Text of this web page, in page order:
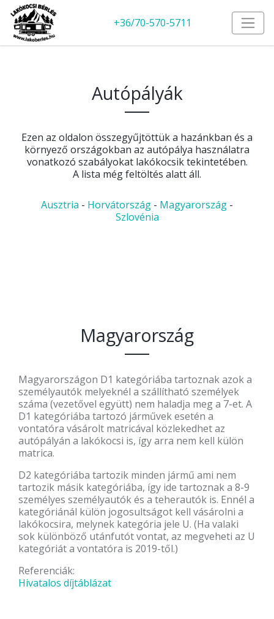
+36/70-570-5711
Autópályák
Ezen az oldalon összegyűjtöttük a hazánkban és a
környező országokban az autópálya használatra
vonatkozó szabályokat lakókocsik tekintetében.
A lista még feltöltés alatt áll.
Ausztria - Horvátország - Magyarország -
Szlovénia
Magyarország
Magyarországon D1 kategóriába tartoznak azok a
személyautók melyeknél a szállítható személyek
száma (vezetővel együtt) nem haladja meg a 7-et. A
D1 kategóriába tartozó járművek esetén a
vontatóra vásárolt matricával közlekedhet az
autópályán a lakókocsi is, így arra nem kell külön
matrica.
D2 kategóriába tartozik minden jármű ami nem
tartozik másik kategóriába, így ide tartoznak a 8-9
személyes személyautók és a teherautók is. Ennél a
kategóriánál külön jogosultságot kell vásárolni a
lakókocsira, melynek kategória jele U. (Ha valaki
sok különböző utánfutót vontat, az megveheti az U
kategóriát a vontatóra is 2019-től.)
Referenciák:
Hivatalos díjtáblázat